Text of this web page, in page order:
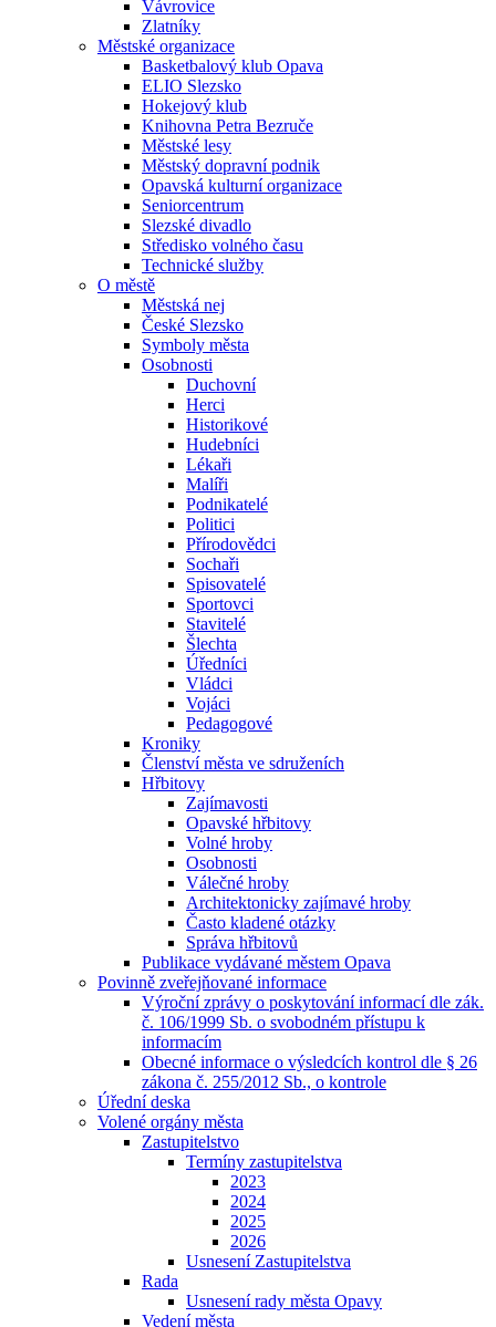
Vávrovice
Zlatníky
Městské organizace
Basketbalový klub Opava
ELIO Slezsko
Hokejový klub
Knihovna Petra Bezruče
Městské lesy
Městský dopravní podnik
Opavská kulturní organizace
Seniorcentrum
Slezské divadlo
Středisko volného času
Technické služby
O městě
Městská nej
České Slezsko
Symboly města
Osobnosti
Duchovní
Herci
Historikové
Hudebníci
Lékaři
Malíři
Podnikatelé
Politici
Přírodovědci
Sochaři
Spisovatelé
Sportovci
Stavitelé
Šlechta
Úředníci
Vládci
Vojáci
Pedagogové
Kroniky
Členství města ve sdruženích
Hřbitovy
Zajímavosti
Opavské hřbitovy
Volné hroby
Osobnosti
Válečné hroby
Architektonicky zajímavé hroby
Často kladené otázky
Správa hřbitovů
Publikace vydávané městem Opava
Povinně zveřejňované informace
Výroční zprávy o poskytování informací dle zák.
č. 106/1999 Sb. o svobodném přístupu k
informacím
Obecné informace o výsledcích kontrol dle § 26
zákona č. 255/2012 Sb., o kontrole
Úřední deska
Volené orgány města
Zastupitelstvo
Termíny zastupitelstva
2023
2024
2025
2026
Usnesení Zastupitelstva
Rada
Usnesení rady města Opavy
Vedení města